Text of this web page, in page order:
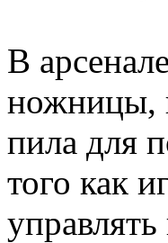
В
ножницы,
пила для
того как